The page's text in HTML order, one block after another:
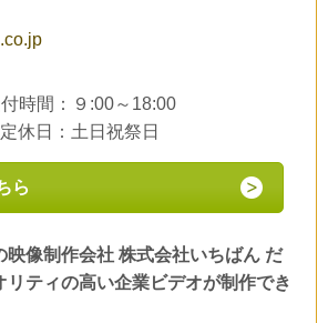
時間：９:00～18:00
定休日：土日祝祭日
ら
映像制作会社 株式会社いちばん だ
リティの高い企業ビデオが制作でき